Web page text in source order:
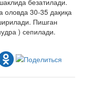
безатилади.
оловда 30-35 дақиқа
Пишган
) сепилади.